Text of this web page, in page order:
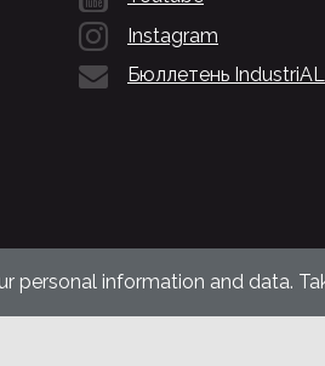
Instagram
Бюллетень
personal information and data.